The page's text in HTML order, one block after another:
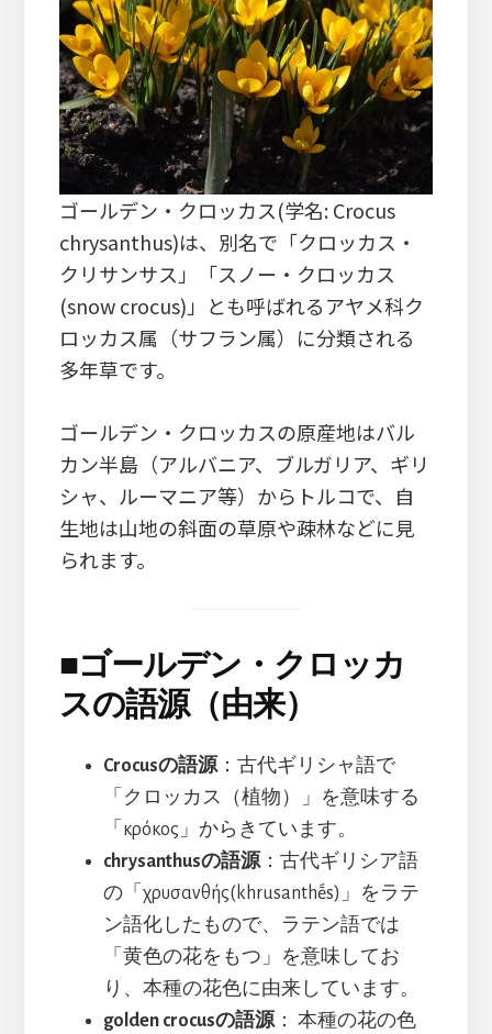
ゴールデン・クロッカス(学名: Crocus
chrysanthus)は、別名で「クロッカス・
クリサンサス」「スノー・クロッカス
(snow crocus)」とも呼ばれるアヤメ科ク
ロッカス属（サフラン属）に分類される
多年草です。
ゴールデン・クロッカスの原産地はバル
カン半島（アルバニア、ブルガリア、ギリ
シャ、ルーマニア等）からトルコで、自
生地は山地の斜面の草原や疎林などに見
られます。
■ゴールデン・クロッカ
スの語源（由来）
Crocusの語源：古代ギリシャ語で
「クロッカス（植物）」を意味する
「κρόκος」からきています。
chrysanthusの語源：古代ギリシア語
の「χρυσανθής(khrusanthḗs)」をラテ
ン語化したもので、ラテン語では
「黄色の花をもつ」を意味してお
り、本種の花色に由来しています。
golden crocusの語源： 本種の花の色